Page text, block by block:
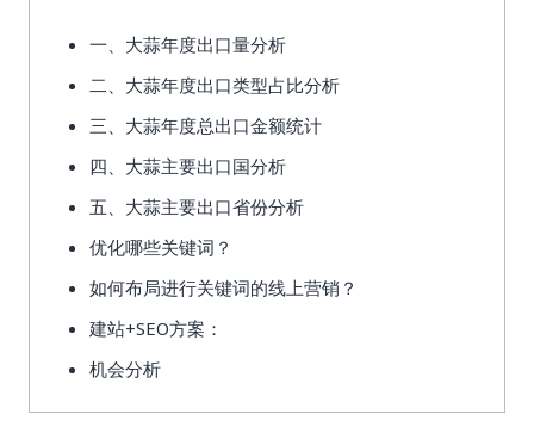
一、大蒜年度出口量分析
二、大蒜年度出口类型占比分析
三、大蒜年度总出口金额统计
四、大蒜主要出口国分析
五、大蒜主要出口省份分析
优化哪些关键词？
如何布局进行关键词的线上营销？
建站+SEO方案：
机会分析